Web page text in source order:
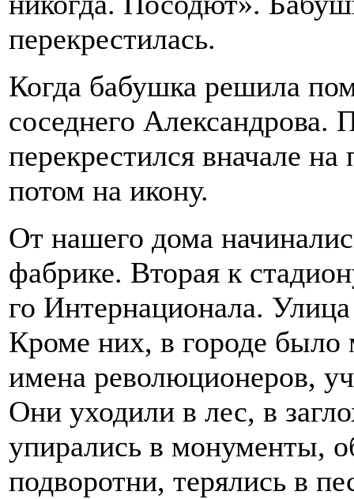
перекрестилась.
Когда бабушка решила
соседнего
перекрестился вначале
потом на икону.
От нашего дома
фабрике. Вторая к
го Интернационала.
Кроме них, в городе
имена революционеров,
Они уходили в лес, в
упирались в монументы,
подворотни, терялись в